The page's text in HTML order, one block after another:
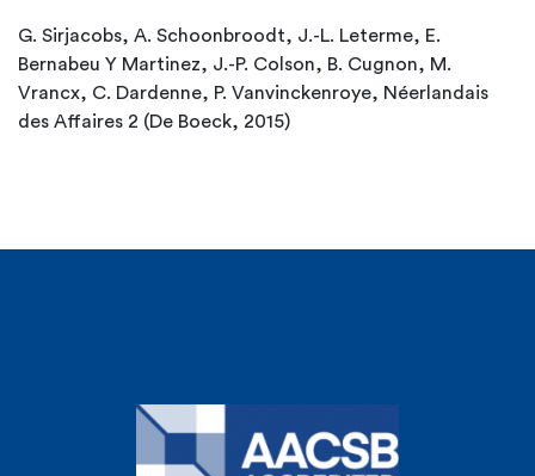
G. Sirjacobs, A. Schoonbroodt, J.-L. Leterme, E.
Bernabeu Y Martinez, J.-P. Colson, B. Cugnon, M.
Vrancx, C. Dardenne, P. Vanvinckenroye, Néerlandais
des Affaires 2 (De Boeck, 2015)